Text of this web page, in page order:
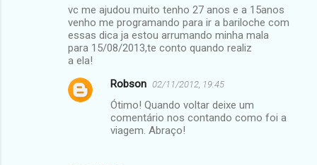
vc me ajudou muito tenho 27 anos e a 15anos
venho me programando para ir a bariloche com
essas dica ja estou arrumando minha mala
para 15/08/2013,te conto quando realiz
a ela!
Robson 02/11/2012, 19:45
Ótimo! Quando voltar deixe um
comentário nos contando como foi a
viagem. Abraço!